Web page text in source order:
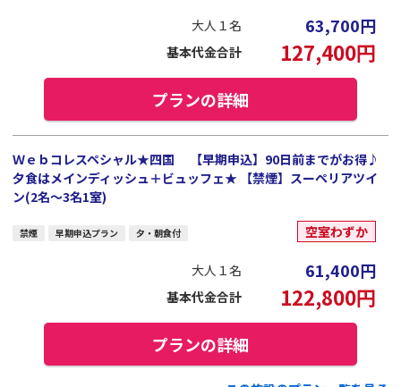
大人１名 63,700円
基本代金合計 127,400円
プランの詳細
Ｗｅｂコレスペシャル★四国 【早期申込】90日前までがお得♪
夕食はメインディッシュ＋ビュッフェ★ 【禁煙】スーペリアツイ
ン(2名～3名1室)
禁煙 早期申込プラン 夕・朝食付 空室わずか
大人１名 61,400円
基本代金合計 122,800円
プランの詳細